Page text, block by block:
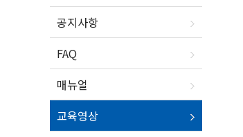
공지사항
FAQ
매뉴얼
교육영상